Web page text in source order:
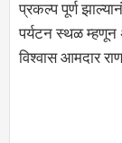
प्रकल्प पूर्ण
पर्यटन स्थळ म्हणून
विश्वास आमदार